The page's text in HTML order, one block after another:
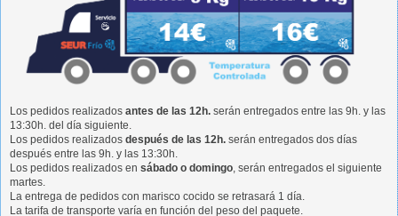
Los pedidos realizados antes de las 12h. serán entregados entre las 9h. y las
13:30h. del día siguiente.
Los pedidos realizados después de las 12h. serán entregados dos días
después entre las 9h. y las 13:30h.
Los pedidos realizados en sábado o domingo , serán entregados el siguiente
martes.
La entrega de pedidos con marisco cocido se retrasará 1 día.
La tarifa de transporte varía en función del peso del paquete.